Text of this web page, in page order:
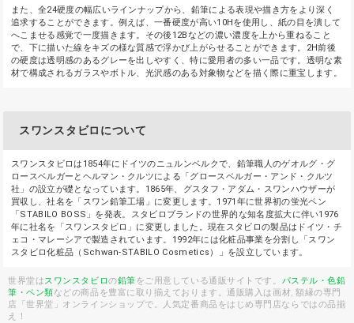
また、全24硬度の幅広いラインナップから、鉛筆による表現や描き方をより深く
追求することができます。例えば、一番硬度が高い10Hを使用し、紙の目を潰して
へこませる感覚で一度描きます。その後12Bなどの濃い濃度を上から重ねること
で、下に描いた線をキズの様な質感で浮かび上がらせることができます。2H前後
の硬度は透明感のあるグレーを出しやすく、特に愛用者の多い一品です。透明な素
材で構成されるガラスやボトル、光沢感のある対象物などを描く際に重宝します。
スワンスタビロについて
スワンスタビロは1854年にドイツのニュルンベルクで、鉛筆職人のゲオルグ・グ
ロースベルガーとヘルマン・クルツによる「グロースベルガー・アンド・クルツ
社」の設立が礎となっています。1865年、グスタフ・アダム・スワンハウザーが
買収し、社名を「スワン鉛筆工場」に変更します。1971年に世界初の蛍光ペン
「STABILO BOSS」を発表。スタビロブランドの世界的な知名度拡大に伴い1976
年に社名を「スワンスタビロ」に変更しました。現在スタビロの製品はドイツ・チ
ェコ・マレーシアで製造されています。1992年には化粧品事業を分割し「スワン
スタビロ化粧品（Schwan-STABILO Cosmetics）」を設立しています。
世界堂はスワンスタビロの鉛筆をご用意している通販サイトです。 パステル・色鉛
筆・ペン類などの商品を豊富に取り揃えております。通販購入は画材, 額縁の専門
店「世界堂」オンラインショップで。人気定番商品をはじめ専門店ならではの品揃
え！